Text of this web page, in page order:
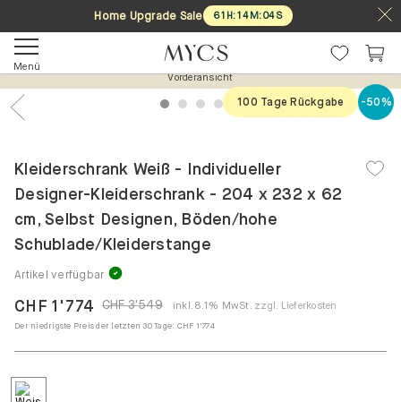
Home Upgrade Sale 61 H:14 M:03S
Menü
Vorderansicht
1 2 3 4 5
100 Tage Rückgabe -50%
Kleiderschrank Weiß - Individueller
Designer-Kleiderschrank - 204 x 232 x 62
cm, Selbst Designen, Böden/hohe
Schublade/Kleiderstange
Artikel verfügbar
CHF 3'549
CHF 1'774 inkl. 8.1% MwSt. zzgl. Lieferkosten
Der niedrigste Preis der letzten 30 Tage: CHF 1'774